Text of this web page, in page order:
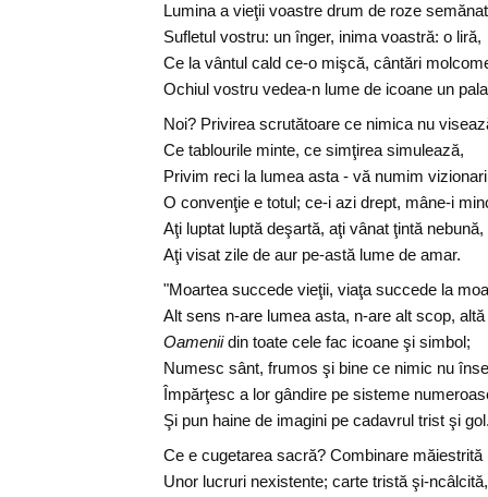
Lumina a vieţii voastre drum de roze
Sufletul vostru: un înger, inima voastră: o liră,
Ce la vântul cald ce-o mişcă, cântări
Ochiul vostru vedea-n lume de icoane un
Noi? Privirea scrutătoare ce nimica nu
Ce tablourile minte, ce simţirea simulează,
Privim reci la lumea asta - vă numim
O convenţie e totul; ce-i azi drept, mâne-i
Aţi luptat luptă deşartă, aţi vânat ţintă nebună,
Aţi visat zile de aur pe-astă lume de amar.
"Moartea succede vieţii, viaţa succede la
Alt sens n-are lumea asta, n-are alt scop,
Oameniidin toate cele fac icoane şi simbol;
Numesc sânt, frumos şi bine ce nimic nu
Împărţesc a lor gândire pe sisteme
Şi pun haine de imagini pe cadavrul trist şi
Ce e cugetarea sacră? Combinare măiestrită
Unor lucruri nexistente; carte tristă şi-ncâlcită,